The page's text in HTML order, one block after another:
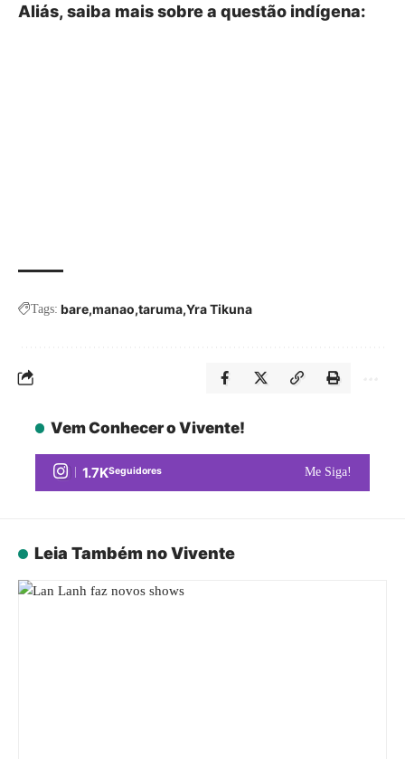
Aliás, saiba mais sobre a questão indígena:
Tags: bare manao taruma Yra Tikuna
Vem Conhecer o Vivente!
1.7KSeguidores Me Siga!
Leia Também no Vivente